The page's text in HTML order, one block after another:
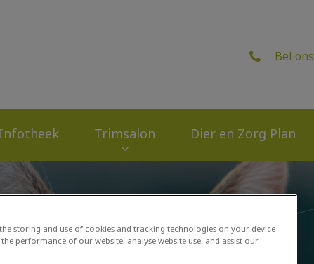
Bel ons
Infotheek Trimsalon Dier en Zorg Plan
storing and use of cookies and tracking technologies on your device
performance of our website, analyse website use, and assist our